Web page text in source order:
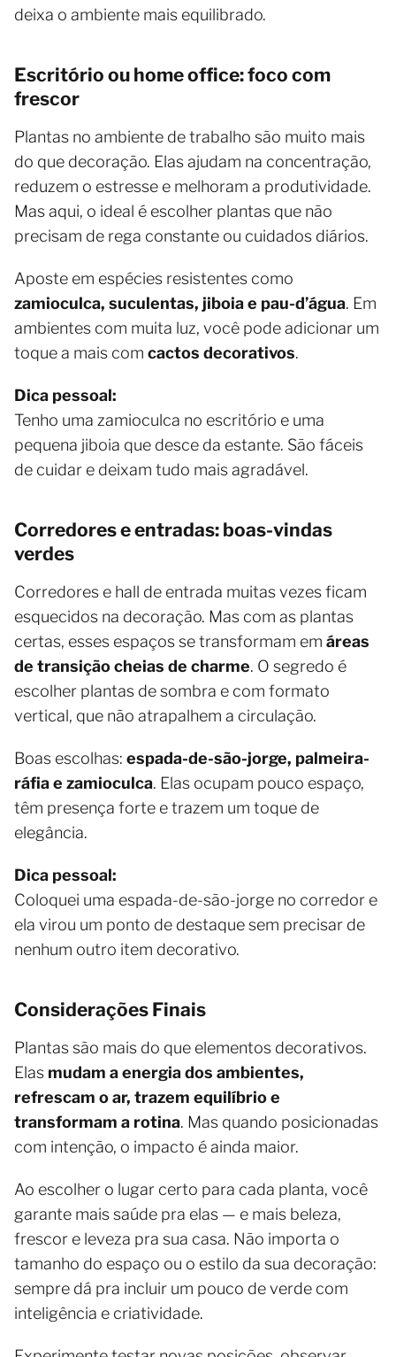
deixa o ambiente mais equilibrado.
Escritório ou home office: foco com
frescor
Plantas no ambiente de trabalho são muito mais
do que decoração. Elas ajudam na concentração,
reduzem o estresse e melhoram a produtividade.
Mas aqui, o ideal é escolher plantas que não
precisam de rega constante ou cuidados diários.
Aposte em espécies resistentes como
zamioculca, suculentas, jiboia e pau-d’água. Em
ambientes com muita luz, você pode adicionar um
toque a mais com cactos decorativos.
Dica pessoal:
Tenho uma zamioculca no escritório e uma
pequena jiboia que desce da estante. São fáceis
de cuidar e deixam tudo mais agradável.
Corredores e entradas: boas-vindas
verdes
Corredores e hall de entrada muitas vezes ficam
esquecidos na decoração. Mas com as plantas
certas, esses espaços se transformam em áreas
de transição cheias de charme. O segredo é
escolher plantas de sombra e com formato
vertical, que não atrapalhem a circulação.
Boas escolhas: espada-de-são-jorge, palmeira-
ráfia e zamioculca. Elas ocupam pouco espaço,
têm presença forte e trazem um toque de
elegância.
Dica pessoal:
Coloquei uma espada-de-são-jorge no corredor e
ela virou um ponto de destaque sem precisar de
nenhum outro item decorativo.
Considerações Finais
Plantas são mais do que elementos decorativos.
Elas mudam a energia dos ambientes,
refrescam o ar, trazem equilíbrio e
transformam a rotina. Mas quando posicionadas
com intenção, o impacto é ainda maior.
Ao escolher o lugar certo para cada planta, você
garante mais saúde pra elas — e mais beleza,
frescor e leveza pra sua casa. Não importa o
tamanho do espaço ou o estilo da sua decoração:
sempre dá pra incluir um pouco de verde com
inteligência e criatividade.